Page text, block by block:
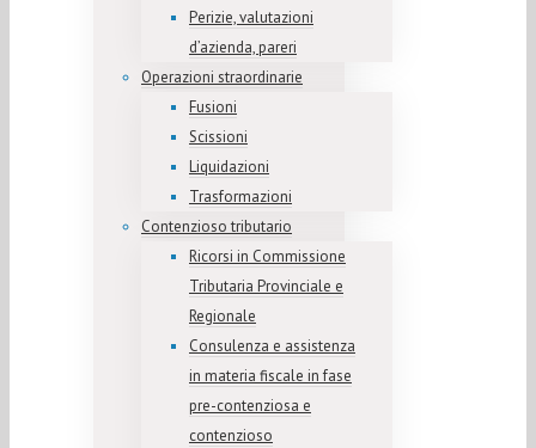
Perizie, valutazioni
d’azienda, pareri
Operazioni straordinarie
Fusioni
Scissioni
Liquidazioni
Trasformazioni
Contenzioso tributario
Ricorsi in Commissione
Tributaria Provinciale e
Regionale
Consulenza e assistenza
in materia fiscale in fase
pre-contenziosa e
contenzioso